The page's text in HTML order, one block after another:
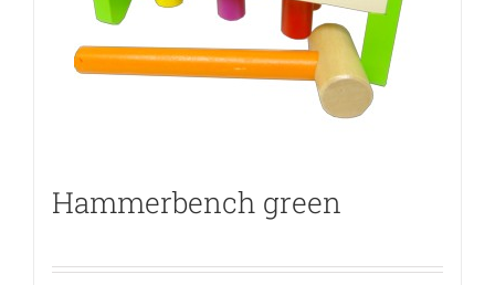
Hammerbench green